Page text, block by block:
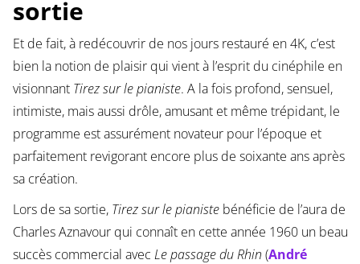
sortie
Et de fait, à redécouvrir de nos jours restauré en 4K, c’est
bien la notion de plaisir qui vient à l’esprit du cinéphile en
visionnant Tirez sur le pianiste. A la fois profond, sensuel,
intimiste, mais aussi drôle, amusant et même trépidant, le
programme est assurément novateur pour l’époque et
parfaitement revigorant encore plus de soixante ans après
sa création.
Lors de sa sortie, Tirez sur le pianistebénéficie de l’aura de
Charles Aznavour qui connaît en cette année 1960 un beau
succès commercial avec Le passage du Rhin (André